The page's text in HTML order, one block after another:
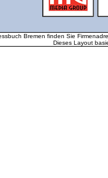
Bremen finden Sie
Dieses Layout